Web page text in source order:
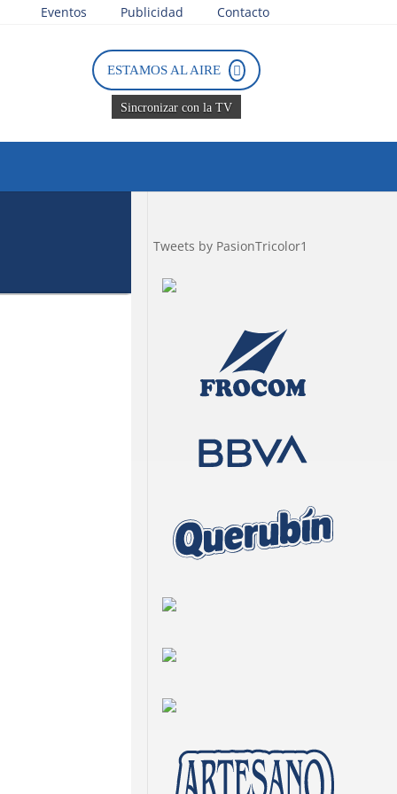
Eventos Publicidad Contacto
ESTAMOS AL AIRE
Sincronizar con la TV
Tweets by PasionTricolor1